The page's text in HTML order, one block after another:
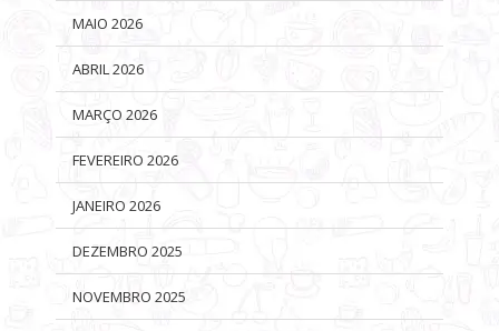
MAIO 2026
ABRIL 2026
MARÇO 2026
FEVEREIRO 2026
JANEIRO 2026
DEZEMBRO 2025
NOVEMBRO 2025